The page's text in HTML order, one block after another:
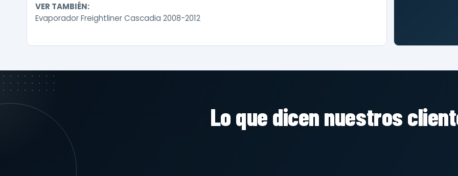
VER TAMBIÉN:
Evaporador Freightliner Cascadia 2008-2012
Lo que dicen nuestros